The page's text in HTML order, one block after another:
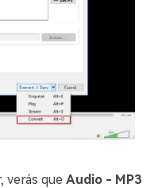
verás que Audio - MP3